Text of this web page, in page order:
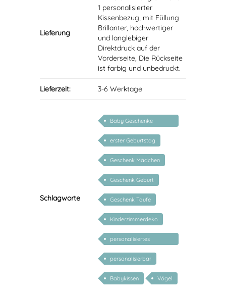
Lieferung
1 personalisierter
Kissenbezug, mit Füllung
Brillanter, hochwertiger
und langlebiger
Direktdruck auf der
Vorderseite, Die Rückseite
ist farbig und unbedruckt.
Lieferzeit: 3-6 Werktage
Schlagworte
Baby Geschenke
personalisierbar
erster Geburtstag
Geschenk Mädchen
Geschenk Geburt
Geschenk Taufe
Kinderzimmerdeko
personalisiertes
Geschenk Baby
personalisierbar
Babykissen Vögel